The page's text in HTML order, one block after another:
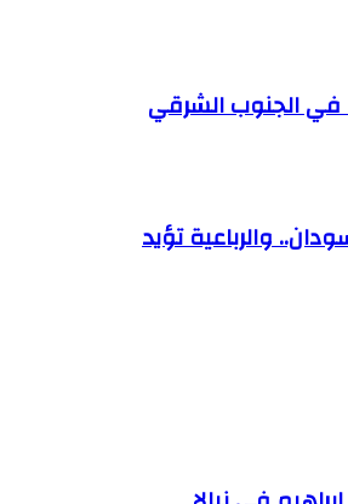
في الجنوب الشرقي
والرباعية تؤيد